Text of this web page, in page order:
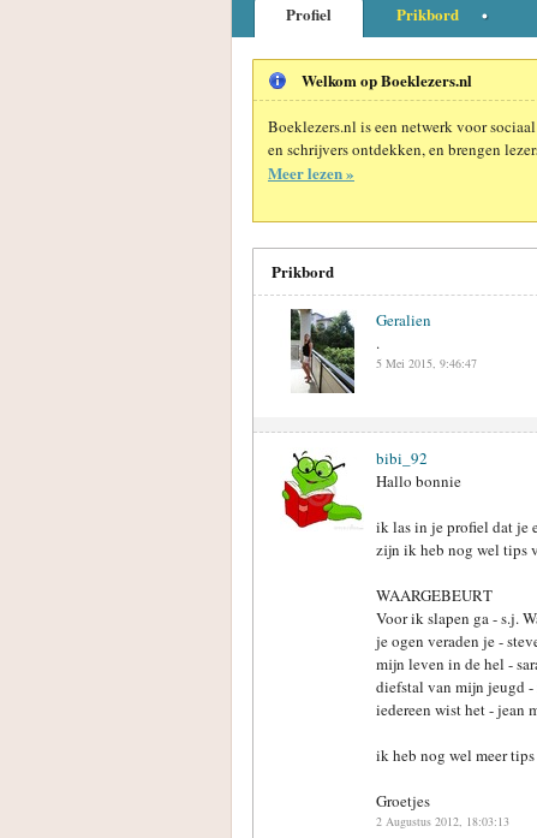
Profiel Prikbord
Welkom op Boeklezers.nl
Boeklezers.nl is een netwerk voor
en schrijvers ontdekken, en brengen
Meer lezen »
Prikbord
Geralien
.
5 Mei 2015, 9:46:47
bibi_92
Hallo bonnie
ik las in je profiel dat je
zijn ik heb nog wel tips
WAARGEBEURT
Voor ik slapen ga - s.j.
je ogen veraden je -
mijn leven in de hel -
diefstal van mijn jeugd -
iedereen wist het - jean
ik heb nog wel meer
Groetjes
2 Augustus 2012, 18:03:13